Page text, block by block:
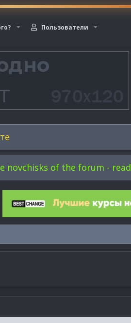
Пользователи
novchisks of the forum - read